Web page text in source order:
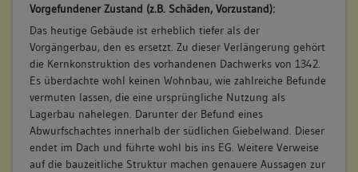
Vorgefundener Zustand (z.B. Schäden, Vorzustand):
Das heutige Gebäude ist erheblich tiefer als der
Vorgängerbau, den es ersetzt. Zu dieser Verlängerung gehört
die Kernkonstruktion des vorhandenen Dachwerks von 1342.
Es überdachte wohl keinen Wohnbau, wie zahlreiche Befunde
vermuten lassen, die eine ursprüngliche Nutzung als
Lagerbau nahelegen. Darunter der Befund eines
Abwurfschachtes innerhalb der südlichen Giebelwand. Dieser
endet im Dach und führte wohl bis ins EG. Weitere Verweise
auf die bauzeitliche Struktur machen genauere Aussagen zur